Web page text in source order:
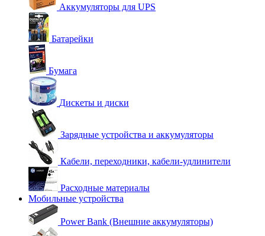
Аккумуляторы для UPS
Батарейки
Бумага
Дискеты и диски
Зарядные устройства и аккумуляторы
Кабели, переходники, кабели-удлинители
Расходные материалы
Мобильные устройства
Power Bank (Внешние аккумуляторы)